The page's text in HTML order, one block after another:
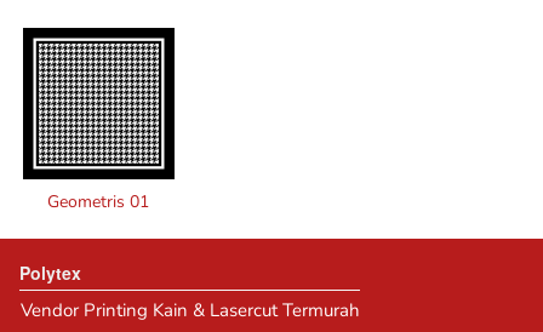
Geometris 01
Polytex
Vendor Printing Kain & Lasercut Termurah